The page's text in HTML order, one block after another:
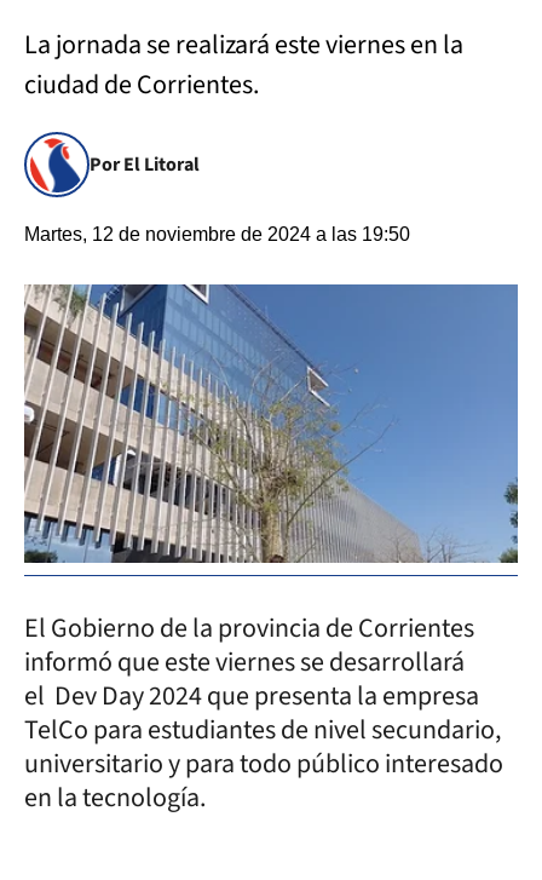
La jornada se realizará este viernes en la
ciudad de Corrientes.
Por El Litoral
Martes, 12 de noviembre de 2024 a las 19:50
El Gobierno de la provincia de Corrientes
informó que este viernes se desarrollará
el Dev Day 2024 que presenta la empresa
TelCo para estudiantes de nivel secundario,
universitario y para todo público interesado
en la tecnología.